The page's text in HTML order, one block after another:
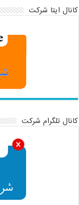
کانال ایتا شرکت
کانال تلگرام شرکت